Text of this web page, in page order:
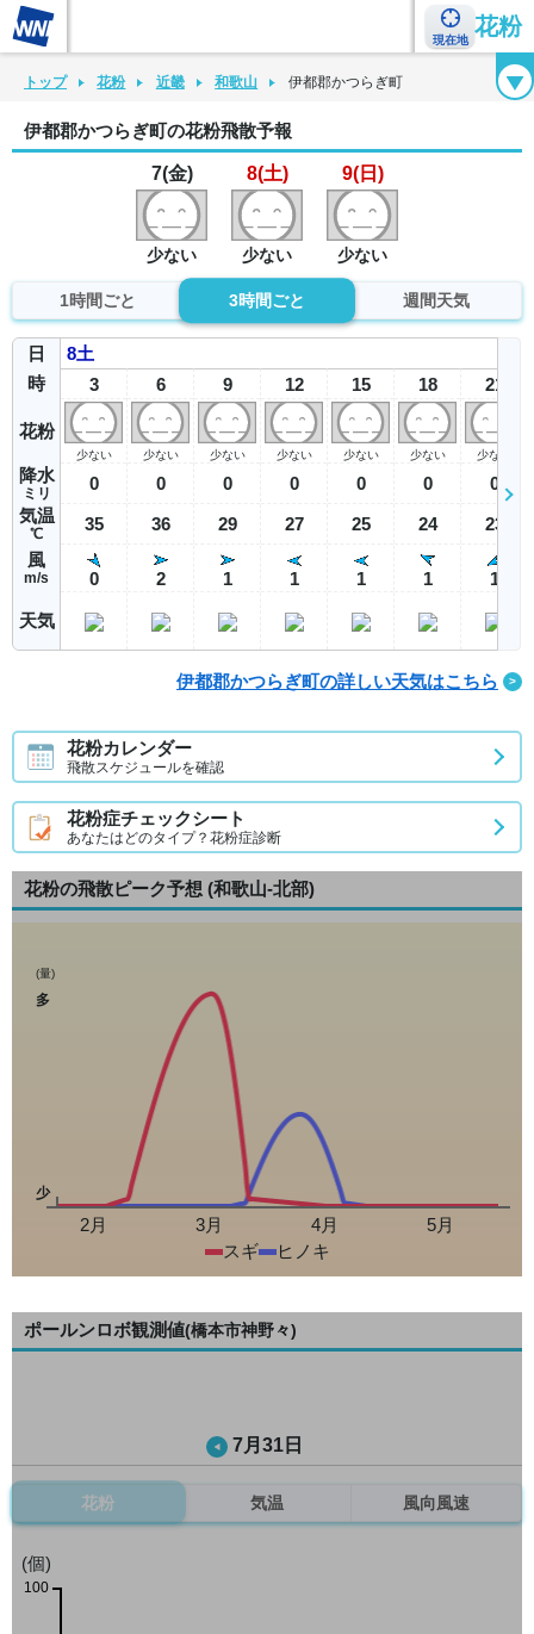
現在地
花粉
花粉カレンダー 花粉図鑑 花粉症チェックシート 花粉症ハンドブック
トップ 花粉 近畿 和歌山 伊都郡かつらぎ町
伊都郡かつらぎ町の花粉飛散予報
7(金)
少ない
8(土)
少ない
9(日)
少ない
1時間ごと 3時間ごと 週間天気
日
時
花粉
降水
ミリ
気温
℃
風
m/s
天気
8土
3
少ない
0
35
0
6
少ない
0
36
2
9
少ない
0
29
1
12
少ない
0
27
1
15
少ない
0
25
1
18
少ない
0
24
1
21
少ない
0
23
1
伊都郡かつらぎ町の詳しい天気はこちら
花粉カレンダー
飛散スケジュールを確認
花粉症チェックシート
あなたはどのタイプ？花粉症診断
花粉の飛散ピーク予想 (和歌山-北部)
(量)
多
少
2月 3月 4月
5月
スギ
ヒノキ
ポールンロボ観測値(橋本市神野々)
7月31日
花粉 気温 風向風速
(個)
100